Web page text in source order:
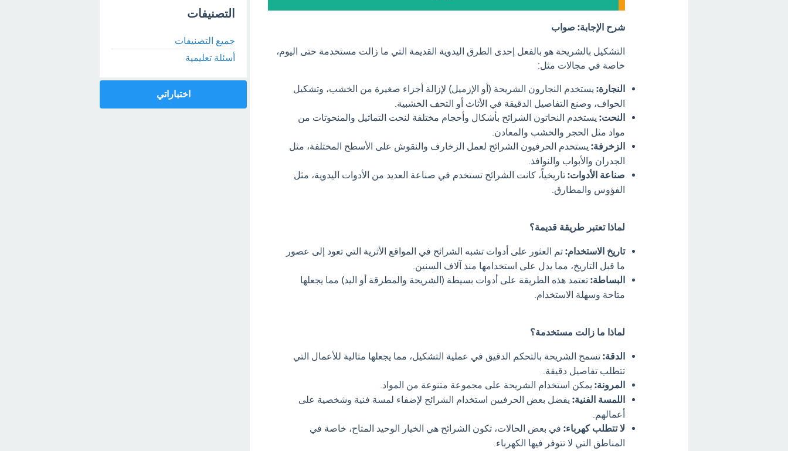
شرح الإجابة: صواب
التشكيل بالشريحة هو بالفعل إحدى الطرق اليدوية القديمة التي ما زالت مستخدمة حتى اليوم،
خاصة في مجالات مثل:
النجارة: يستخدم النجارون الشريحة (أو الإزميل) لإزالة أجزاء صغيرة من الخشب، وتشكيل
الحواف، وصنع التفاصيل الدقيقة في الأثاث أو التحف الخشبية.
النحت: يستخدم النحاتون الشرائح بأشكال وأحجام مختلفة لنحت التماثيل والمنحوتات من
مواد مثل الحجر والخشب والمعادن.
الزخرفة: يستخدم الحرفيون الشرائح لعمل الزخارف والنقوش على الأسطح المختلفة، مثل
الجدران والأبواب والنوافذ.
صناعة الأدوات: تاريخياً، كانت الشرائح تستخدم في صناعة العديد من الأدوات اليدوية، مثل
الفؤوس والمطارق.
لماذا تعتبر طريقة قديمة؟
تاريخ الاستخدام: تم العثور على أدوات تشبه الشرائح في المواقع الأثرية التي تعود إلى عصور
ما قبل التاريخ، مما يدل على استخدامها منذ آلاف السنين.
البساطة: تعتمد هذه الطريقة على أدوات بسيطة (الشريحة والمطرقة أو اليد) مما يجعلها
متاحة وسهلة الاستخدام.
لماذا ما زالت مستخدمة؟
الدقة: تسمح الشريحة بالتحكم الدقيق في عملية التشكيل، مما يجعلها مثالية للأعمال التي
تتطلب تفاصيل دقيقة.
المرونة: يمكن استخدام الشريحة على مجموعة متنوعة من المواد.
اللمسة الفنية: يفضل بعض الحرفيين استخدام الشرائح لإضفاء لمسة فنية وشخصية على
أعمالهم.
لا تتطلب كهرباء: في بعض الحالات، تكون الشرائح هي الخيار الوحيد المتاح، خاصة في
المناطق التي لا تتوفر فيها الكهرباء.
التصنيفات
جميع التصنيفات
أسئلة تعليمية
اختباراتي